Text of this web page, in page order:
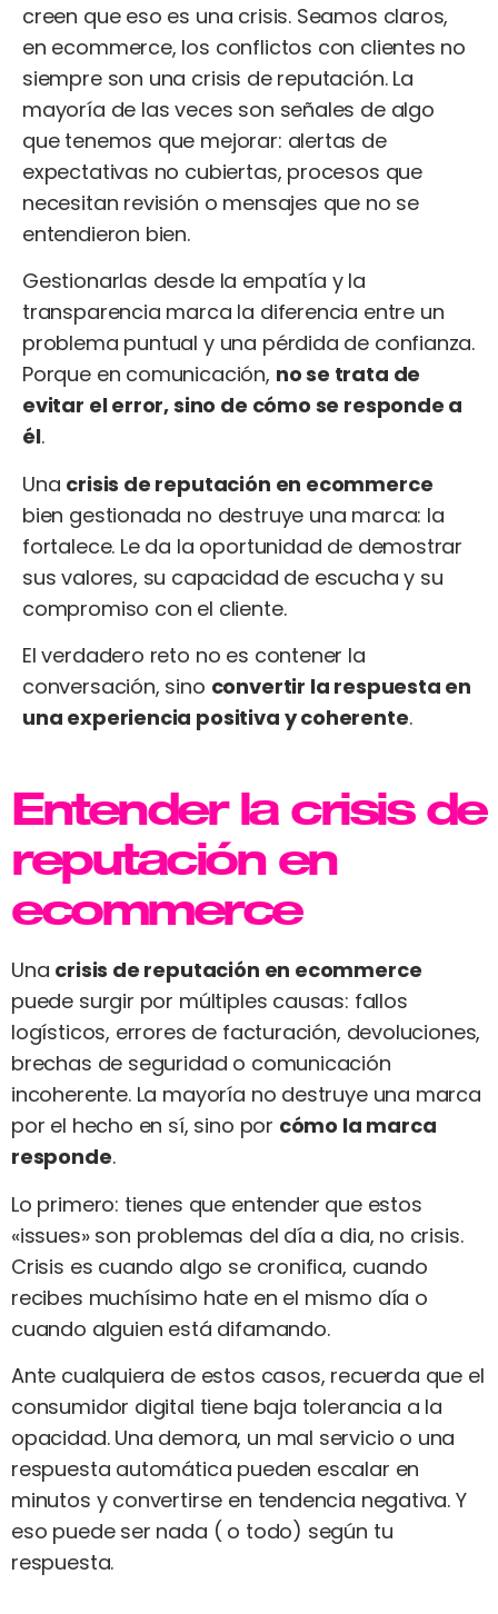
creen que eso es una crisis. Seamos claros,
en ecommerce, los conflictos con clientes no
siempre son una crisis de reputación. La
mayoría de las veces son señales de algo
que tenemos que mejorar: alertas de
expectativas no cubiertas, procesos que
necesitan revisión o mensajes que no se
entendieron bien.
Gestionarlas desde la empatía y la
transparencia marca la diferencia entre un
problema puntual y una pérdida de confianza.
Porque en comunicación, no se trata de
evitar el error, sino de cómo se responde a
él.
Una crisis de reputación en ecommerce
bien gestionada no destruye una marca: la
fortalece. Le da la oportunidad de demostrar
sus valores, su capacidad de escucha y su
compromiso con el cliente.
El verdadero reto no es contener la
conversación, sino convertir la respuesta en
una experiencia positiva y coherente.
Entender la crisis de
reputación en
ecommerce
Una crisis de reputación en ecommerce
puede surgir por múltiples causas: fallos
logísticos, errores de facturación, devoluciones,
brechas de seguridad o comunicación
incoherente. La mayoría no destruye una marca
por el hecho en sí, sino por cómo la marca
responde.
Lo primero: tienes que entender que estos
«issues» son problemas del día a dia, no crisis.
Crisis es cuando algo se cronifica, cuando
recibes muchísimo hate en el mismo día o
cuando alguien está difamando.
Ante cualquiera de estos casos, recuerda que el
consumidor digital tiene baja tolerancia a la
opacidad. Una demora, un mal servicio o una
respuesta automática pueden escalar en
minutos y convertirse en tendencia negativa. Y
eso puede ser nada ( o todo) según tu
respuesta.